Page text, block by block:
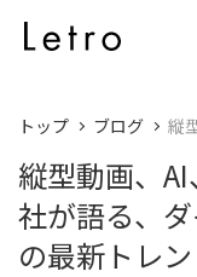
トップ ブログ 縦
縦型動画、
社が語る、
の最新トレ